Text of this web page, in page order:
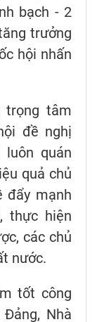
bạch - 2
trưởng
hội nhấn
trọng tâm
đề nghị
luôn quán
quả chủ
đẩy mạnh
thực hiện
các chủ
nước.
tốt công
Nhà